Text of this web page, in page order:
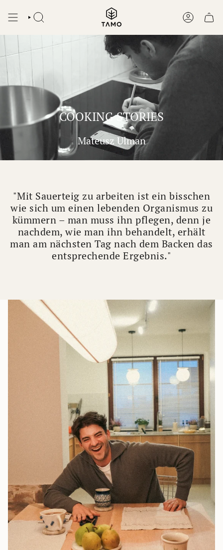
Inhalt
springen
SUCHEN KONTO
COOKING STORIES
Mateusz Ulman
"Mit Sauerteig zu arbeiten ist ein bisschen
wie sich um einen lebenden Organismus zu
kümmern – man muss ihn pflegen, denn je
nachdem, wie man ihn behandelt, erhält
man am nächsten Tag nach dem Backen das
entsprechende Ergebnis."